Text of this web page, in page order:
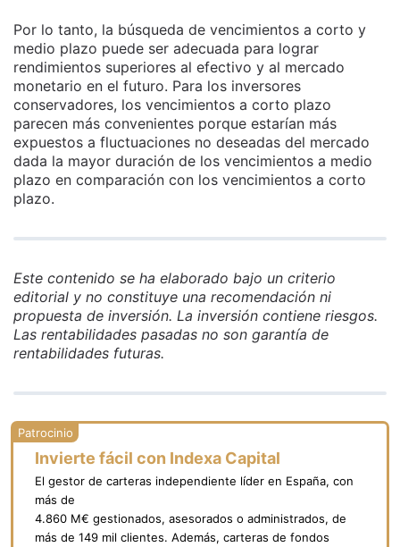
Por lo tanto, la búsqueda de vencimientos a corto y
medio plazo puede ser adecuada para lograr
rendimientos superiores al efectivo y al mercado
monetario en el futuro. Para los inversores
conservadores, los vencimientos a corto plazo
parecen más convenientes porque estarían más
expuestos a fluctuaciones no deseadas del mercado
dada la mayor duración de los vencimientos a medio
plazo en comparación con los vencimientos a corto
plazo.
Este contenido se ha elaborado bajo un criterio
editorial y no constituye una recomendación ni
propuesta de inversión. La inversión contiene riesgos.
Las rentabilidades pasadas no son garantía de
rentabilidades futuras.
Invierte fácil con Indexa Capital
El gestor de carteras independiente líder en España, con
más de
4.860 M€ gestionados, asesorados o administrados, de
más de 149 mil clientes. Además, carteras de fondos